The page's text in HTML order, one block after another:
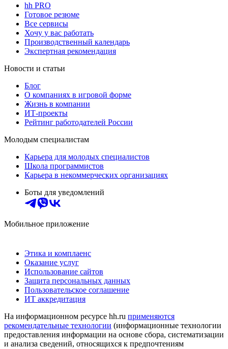
hh PRO
Готовое резюме
Все сервисы
Хочу у вас работать
Производственный календарь
Экспертная рекомендация
Новости и статьи
Блог
О компаниях в игровой форме
Жизнь в компании
ИТ-проекты
Рейтинг работодателей России
Молодым специалистам
Карьера для молодых специалистов
Школа программистов
Карьера в некоммерческих организациях
Боты для уведомлений
Мобильное приложение
Этика и комплаенс
Оказание услуг
Использование сайтов
Защита персональных данных
Пользовательское соглашение
ИТ аккредитация
На информационном ресурсе hh.ru применяются
рекомендательные технологии (информационные технологии
предоставления информации на основе сбора, систематизации
и анализа сведений, относящихся к предпочтениям